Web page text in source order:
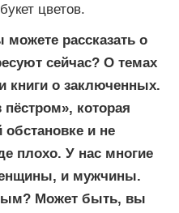
цветов.
рассказать о
сейчас? О темах
книги о заключенных.
которая
обстановке и не
плохо. У нас многие
и мужчины.
Может быть, вы